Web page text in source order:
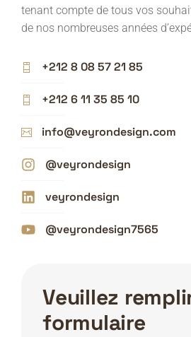
tenant compte de tous vos
de nos nombreuses années
+212 8 08 57 21 85
+212 6 11 35 85 10
info@veyrondesign.com
@veyrondesign
veyrondesign
@veyrondesign7565
Veuillez
formulaire